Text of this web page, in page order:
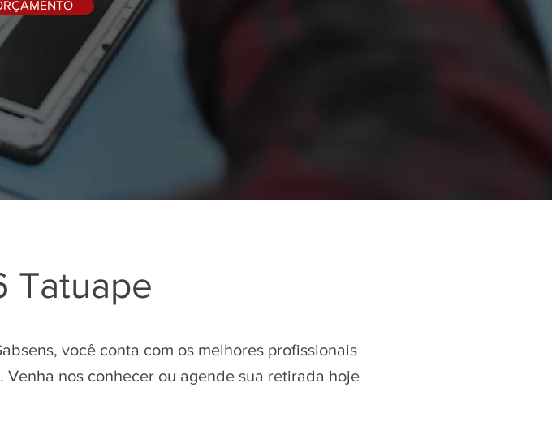
Tatuape
você conta com os melhores profissionais
nos conhecer ou agende sua retirada hoje